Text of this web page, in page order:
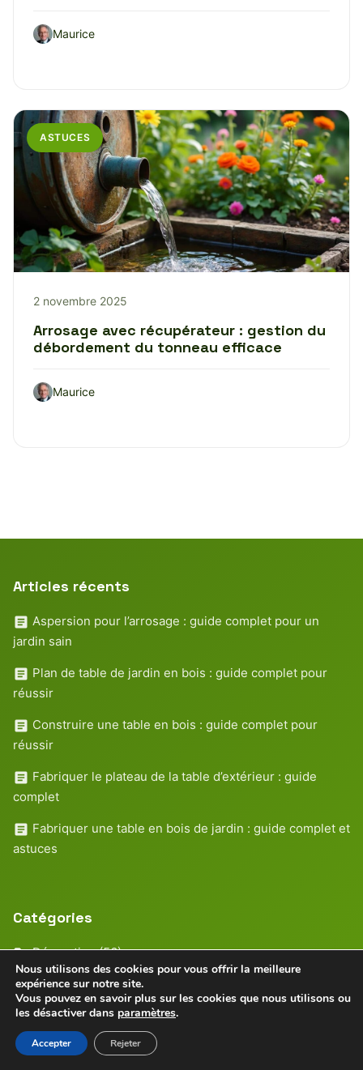
Maurice
ASTUCES
2 novembre 2025
Arrosage avec récupérateur : gestion du
débordement du tonneau efficace
Maurice
Articles récents
Aspersion pour l’arrosage : guide complet pour un
jardin sain
Plan de table de jardin en bois : guide complet pour
réussir
Construire une table en bois : guide complet pour
réussir
Fabriquer le plateau de la table d’extérieur : guide
complet
Fabriquer une table en bois de jardin : guide complet et
astuces
Catégories
Décoration(56)
Astuces(40)
Petits espaces(29)
Nous utilisons des cookies pour vous offrir la meilleure
expérience sur notre site.
Vous pouvez en savoir plus sur les cookies que nous utilisons ou
les désactiver dans paramètres.
Accepter Rejeter